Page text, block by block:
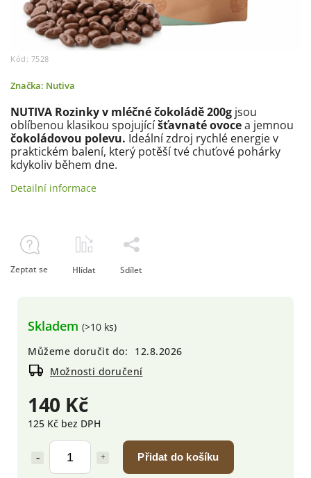
Kód: 7528
Značka: Nutiva
140 Kč
125 Kč bez DPH
Přidat do košíku
Skladem (>10 ks)
Můžeme doručit do:
12.8.2026
Možnosti doručení
NUTIVA Rozinky v mléčné čokoládě 200g jsou
oblíbenou klasikou spojujícíšťavnaté ovocea jemnou
čokoládovou polevu. Ideální zdroj rychlé energie v
praktickém balení, který potěší tvé chuťové pohárky
kdykoliv během dne.
Detailní informace
Zeptat se Hlídat Sdílet